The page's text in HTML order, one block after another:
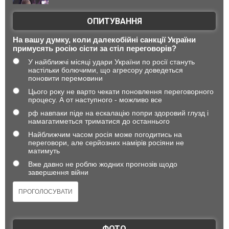
ОПИТУВАННЯ
На вашу думку, коли далекобійні санкції України
примусять росію сісти за стіл переговорів?
У найближчі місяці удари України по росії стануть
настільки болючими, що агресору доведеться
поновити перемовини
Цього року не варто чекати поновлення переговорного
процесу. А от наступного - можливо все
рф навпаки піде на ескалацію попри здоровий глузд і
намагатиметься триматися до останнього
Найближчим часом росія може погодитись на
переговори, але серйозних намірів росіяни не
матимуть
Вже давно не роблю жодних прогнозів щодо
завершення війни